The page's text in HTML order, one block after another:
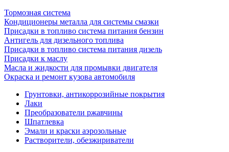
Тормозная система
Кондиционеры металла для системы смазки
Присадки в топливо система питания бензин
Антигель для дизельного топлива
Присадки в топливо система питания дизель
Присадки к маслу
Масла и жидкости для промывки двигателя
Окраска и ремонт кузова автомобиля
Грунтовки, антикоррозийные покрытия
Лаки
Преобразователи ржавчины
Шпатлевка
Эмали и краски аэрозольные
Растворители, обезжириватели